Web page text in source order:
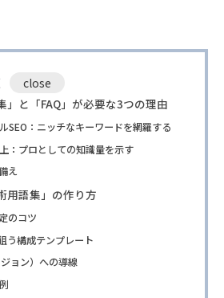
」と「FAQ」が必要な3つの理由
SEO：ニッチなキーワードを網羅する
：プロとしての知識量を示す
え
用語集」の作り方
のコツ
う構成テンプレート
ョン）への導線